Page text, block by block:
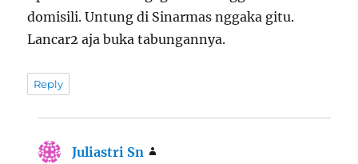
domisili. Untung di Sinarmas nggaka gitu.
Lancar2 aja buka tabungannya.
Reply
Juliastri Sn